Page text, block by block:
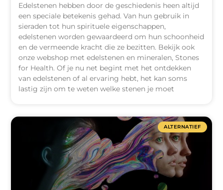
Edelstenen hebben door de geschiedenis heen altijd
een speciale betekenis gehad. Van hun gebruik in
sieraden tot hun spirituele eigenschappen,
edelstenen worden gewaardeerd om hun schoonheid
en de vermeende kracht die ze bezitten. Bekijk ook
onze webshop met edelstenen en mineralen, Stones
for Health. Of je nu net begint met het ontdekken
van edelstenen of al ervaring hebt, het kan soms
lastig zijn om te weten welke stenen je moet
ALTERNATIEF